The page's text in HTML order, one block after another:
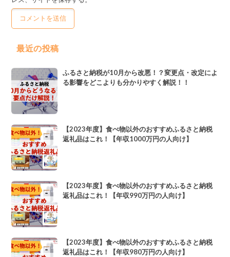
最近の投稿
ふるさと納税が10月から改悪！？変更点・改定によ
る影響をどこよりも分かりやすく解説！！
【2023年度】食べ物以外のおすすめふるさと納税
返礼品はこれ！【年収1000万円の人向け】
【2023年度】食べ物以外のおすすめふるさと納税
返礼品はこれ！【年収990万円の人向け】
【2023年度】食べ物以外のおすすめふるさと納税
返礼品はこれ！【年収980万円の人向け】